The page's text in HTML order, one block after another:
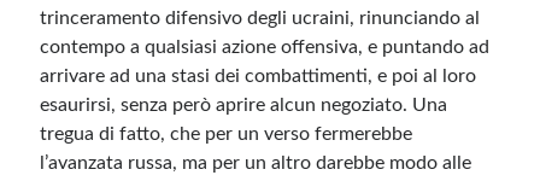
trinceramento difensivo degli ucraini, rinunciando al
contempo a qualsiasi azione offensiva, e puntando ad
arrivare ad una stasi dei combattimenti, e poi al loro
esaurirsi, senza però aprire alcun negoziato. Una
tregua di fatto, che per un verso fermerebbe
l’avanzata russa, ma per un altro darebbe modo alle